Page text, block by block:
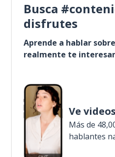
Busca
disfrutes
Aprende a hablar
realmente te
Ve videos
Más de
hablantes